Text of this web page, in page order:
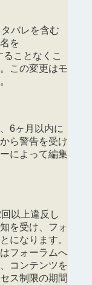
バレを含む
を
ることなくこ
この変更はモ
6ヶ月以内に
ら警告を受け
によって編集
以上違反し
を受け、フォ
になります。
フォーラムへ
コンテンツを
ス制限の期間